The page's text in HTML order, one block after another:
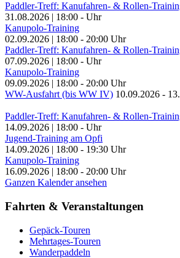
Paddler-Treff: Kanufahren- & Rollen-
31.08.2026
18:00 - Uhr
Kanupolo-Training
02.09.2026
18:00 - 20:00 Uhr
Paddler-Treff: Kanufahren- & Rollen-
07.09.2026
18:00 - Uhr
Kanupolo-Training
09.09.2026
18:00 - 20:00 Uhr
WW-Ausfahrt (bis WW IV) 10.09.2026 -
Paddler-Treff: Kanufahren- & Rollen-
14.09.2026
18:00 - Uhr
Jugend-Training am Opfi
14.09.2026
18:00 - 19:30 Uhr
Kanupolo-Training
16.09.2026
18:00 - 20:00 Uhr
Ganzen Kalender ansehen
Fahrten & Veranstaltungen
Gepäck-Touren
Mehrtages-Touren
Wanderpaddeln